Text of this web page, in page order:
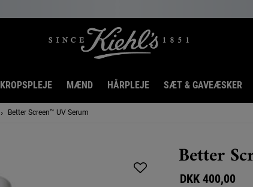
KROPSPLEJE MÆND HÅRPLEJE SÆT & GAVEÆSKER
Better Screen™ UV Serum
Better
DKK 400,00